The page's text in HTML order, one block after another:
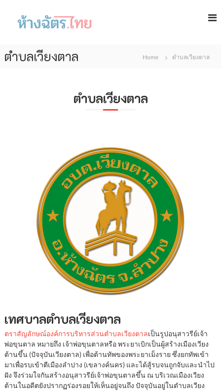
า
ง
ตำบลเวียงตาล Home ตำบลเวียงตาล
ตำบลเวียงตาล
เทศบาลตำบลเวียงตาล
ตราสัญลักษณ์องค์การบริหารส่วนตำบลเวียงตาลเป็นรูปอนุสาวรีย์เจ้า
พ่อขุนตาล หมายถึง เจ้าพ่อขุนตาลหรือ พระยาเบิกเป็นผู้สร้างเมืองเวียง
ต้านขึ้น (ปัจจุบันเวียงตาล) เพื่อต้านทัพของพระยาเม็งราย ซึ่งยกทัพเข้า
มาเพื่อรบเข้าตีเมืองลำปาง (เขลางค์นคร) และได้สู้รบจนถูกจับและนำไป
ฝัง จึงร่วมใจกันสร้างอนุสาวรีย์เจ้าพ่อขุนตาลขึ้น ณ บริเวณเมืองเวียง
ต้านในอดีตยังปรากฏร่องรอยให้เห็นอยู่จนถึง ปัจจุบันอยู่ในตำบลเวียง